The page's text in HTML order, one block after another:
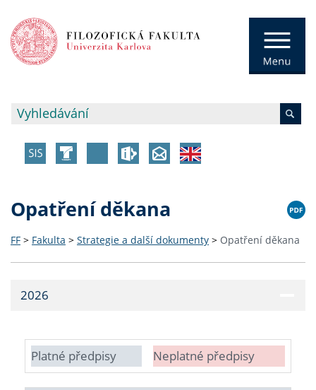
Opatření děkana
FF > Fakulta > Strategie a další dokumenty > Opatření děkana
2026
Platné předpisy Neplatné předpisy